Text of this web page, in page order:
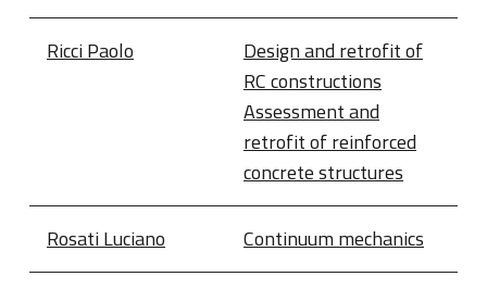
Ricci Paolo
Design and retrofit of
RC constructions
Assessment and
retrofit of reinforced
concrete structures
Rosati Luciano Continuum mechanics